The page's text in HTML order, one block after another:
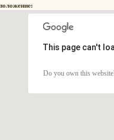
This page can't
Do you own this